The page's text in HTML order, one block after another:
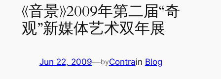
《音景》2009年第二届“奇
观”新媒体艺术双年展
Jun 22, 2009—byContrain Blog